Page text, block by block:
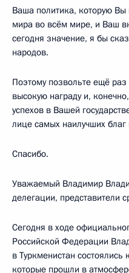
Ваша политика, которую Вы
мира во всём мире, и Ваш
сегодня значение, я бы
народов.
Поэтому позвольте ещё раз
высокую награду и,
успехов в Вашей
лице самых наилучших благ
Спасибо.
Уважаемый Владимир
делегации, представители
Сегодня в ходе
Российской Федерации
в Туркменистан состоялись
которые прошли в